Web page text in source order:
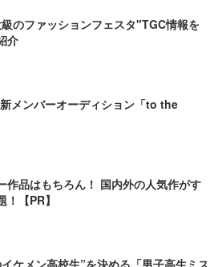
のファッションフェスタ"TGC情報を
介
メンバーオーディション「to the
作品はもちろん！ 国内外の人気作がす
！【PR】
ケメン高校生”を決める「男子高生ミス